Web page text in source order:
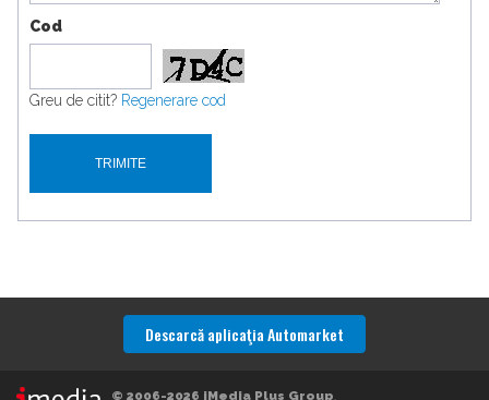
Cod
Greu de citit? Regenerare cod
Descarcă aplicaţia Automarket
© 2006-2026 iMedia Plus Group.